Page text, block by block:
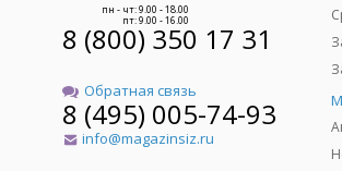
пн - чт: 9.00 - 18.00
пт: 9.00 - 16.00
8 (800) 350 17 31
Обратная связь
8 (495) 005-74-93
info@magazinsiz.ru